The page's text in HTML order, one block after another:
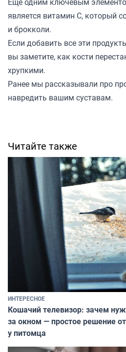
является витамин C, который
и брокколи.
Если добавить все эти
вы заметите, как кости
хрупкими.
Ранее мы рассказывали про
навредить вашим суставам.
Читайте также
ИНТЕРЕСНОЕ
Кошачий телевизор: зачем
за окном — простое решение от
у питомца